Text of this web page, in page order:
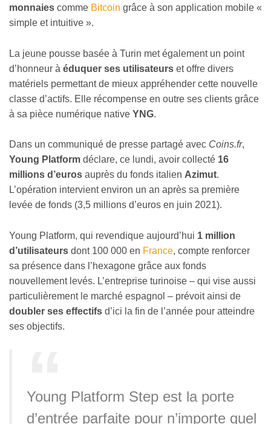
monnaies comme Bitcoin grâce à son application mobile «
simple et intuitive ».
La jeune pousse basée à Turin met également un point
d’honneur à éduquer ses utilisateurs et offre divers
matériels permettant de mieux appréhender cette nouvelle
classe d’actifs. Elle récompense en outre ses clients grâce
à sa pièce numérique native YNG.
Dans un communiqué de presse partagé avec Coins.fr,
Young Platform déclare, ce lundi, avoir collecté 16
millions d’euros auprès du fonds italien Azimut.
L’opération intervient environ un an après sa première
levée de fonds (3,5 millions d’euros en juin 2021).
Young Platform, qui revendique aujourd’hui 1 million
d’utilisateurs dont 100 000 en France, compte renforcer
sa présence dans l’hexagone grâce aux fonds
nouvellement levés. L’entreprise turinoise – qui vise aussi
particulièrement le marché espagnol – prévoit ainsi de
doubler ses effectifs d’ici la fin de l’année pour atteindre
ses objectifs.
Young Platform Step est la porte
d’entrée parfaite pour n’importe quel